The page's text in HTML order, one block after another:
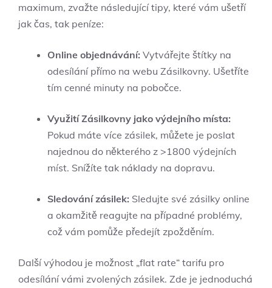
maximum, zvažte následující tipy, které vám ušetří
jak čas, tak peníze:
Online objednávání: Vytvářejte štítky na
odesílání přímo na webu Zásilkovny. Ušetříte
tím cenné minuty na pobočce.
Využití Zásilkovny jako výdejního místa:
Pokud máte více zásilek, můžete je poslat
najednou do některého z >1800 výdejních
míst. Snížíte tak náklady na dopravu.
Sledování zásilek: Sledujte své zásilky online
a okamžitě reagujte na případné problémy,
což vám pomůže předejít zpožděním.
Další výhodou je možnost „flat rate“ tarifu pro
odesílání vámi zvolených zásilek. Zde je jednoduchá